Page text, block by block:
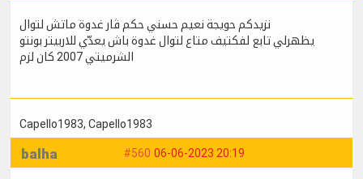
نزيدكم حويجة نعيم حسني حكم ڤار غدوة ماتش لتوال
يظهرلي تابع لفكتيف متاع لتوال غدوة باش يعدّي للاربيتر بونتو
الشرميتي 2007 كان لزم
Capello1983, Capello1983
#560 06-06-2023 20:19
balha